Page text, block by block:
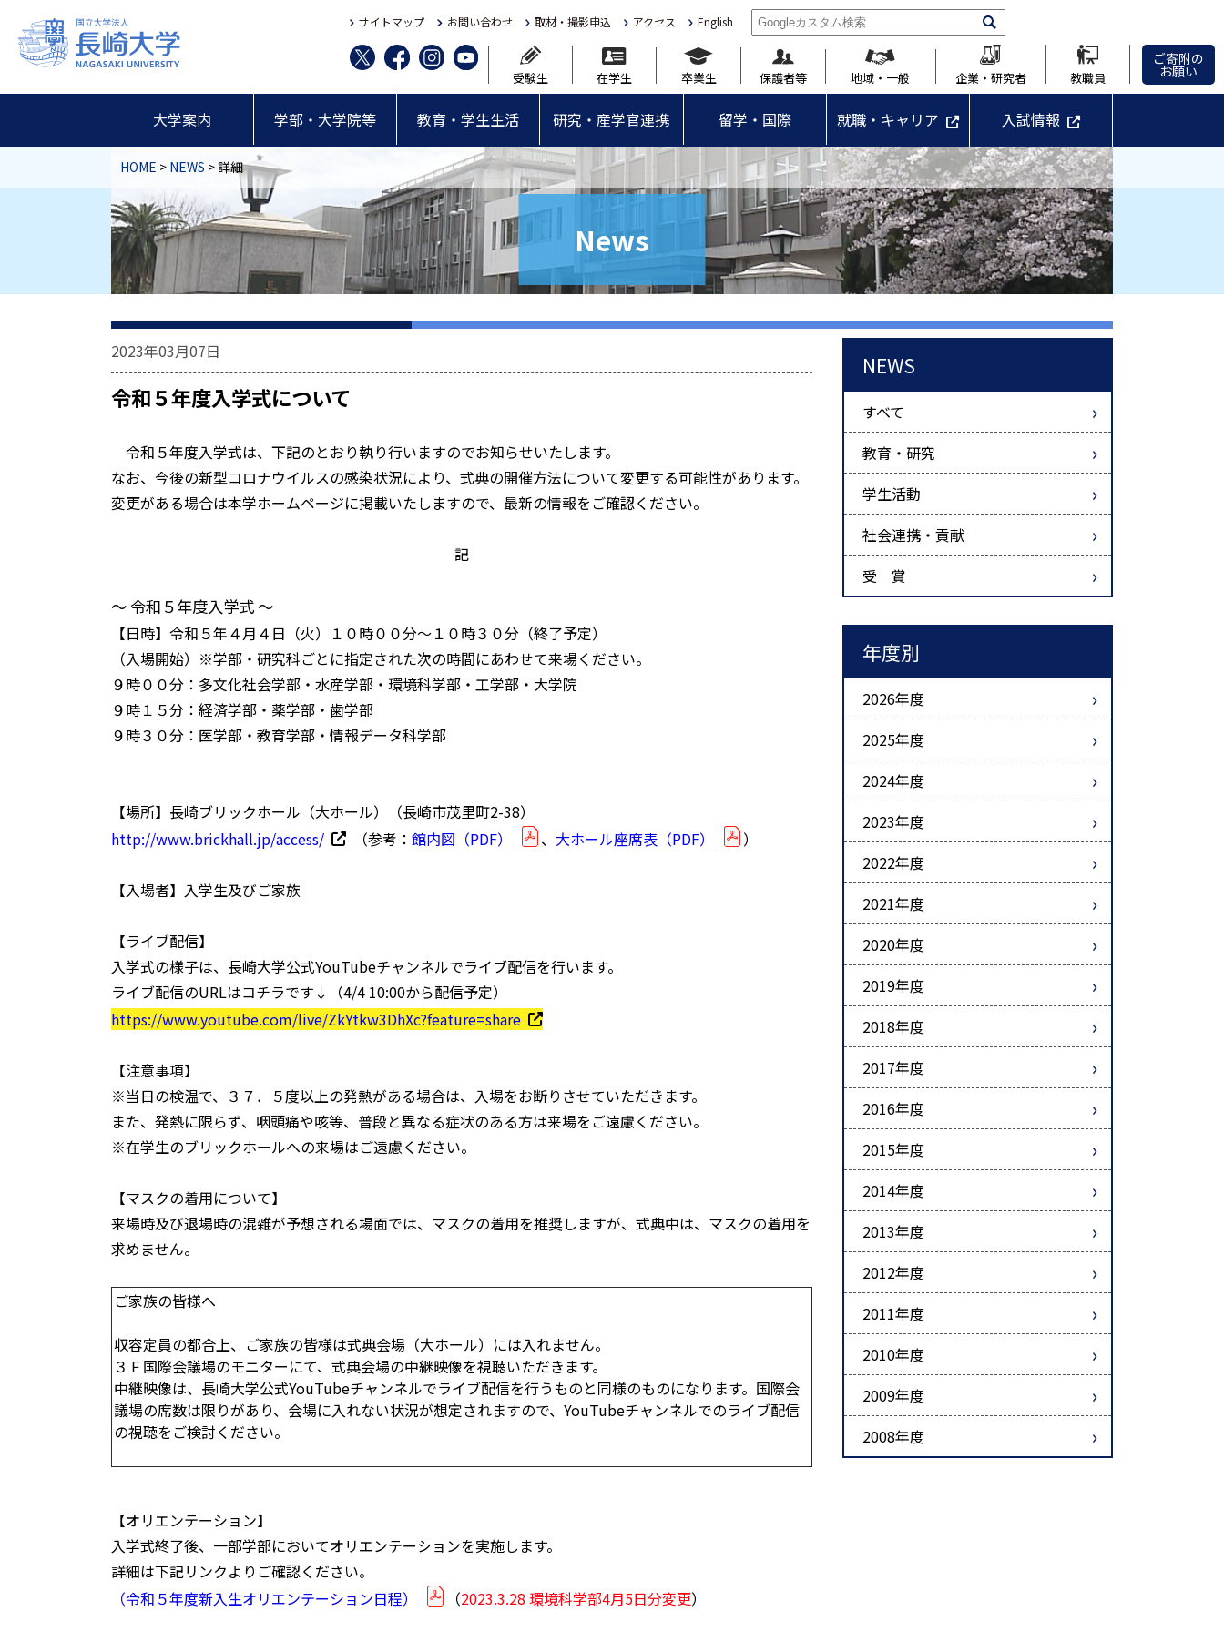
サイトマップ お問い合わせ 取材・撮影申込 アクセス English
受験生 在学生 卒業生 保護者等 地域・一般 企業・研究者 教職員
ご寄附の
お願い
大学案内 学部・大学院等 教育・学生生活 研究・産学官連携 留学・国際 就職・キャリア 入試情報
HOME > NEWS > 詳細
News
2023年03月07日
令和５年度入学式について
令和５年度入学式は、下記のとおり執り行いますのでお知らせいたします。
なお、今後の新型コロナウイルスの感染状況により、式典の開催方法について変更する可能性があります。
変更がある場合は本学ホームページに掲載いたしますので、最新の情報をご確認ください。
記
～ 令和５年度入学式 ～
【日時】令和５年４月４日（火）１０時００分～１０時３０分（終了予定）
（入場開始）※学部・研究科ごとに指定された次の時間にあわせて来場ください。
９時００分：多文化社会学部・水産学部・環境科学部・工学部・大学院
９時１５分：経済学部・薬学部・歯学部
９時３０分：医学部・教育学部・情報データ科学部
【場所】長崎ブリックホール（大ホール）（長崎市茂里町2-38）
http://www.brickhall.jp/access/
（参考： 館内図（PDF） 、 大ホール座席表（PDF） ）
【入場者】入学生及びご家族
【ライブ配信】
入学式の様子は、長崎大学公式YouTubeチャンネルでライブ配信を行います。
ライブ配信のURLはコチラです↓（4/4 10:00から配信予定）
https://www.youtube.com/live/ZkYtkw3DhXc?feature=share
【注意事項】
※当日の検温で、３７．５度以上の発熱がある場合は、入場をお断りさせていただきます。
また、発熱に限らず、咽頭痛や咳等、普段と異なる症状のある方は来場をご遠慮ください。
※在学生のブリックホールへの来場はご遠慮ください。
【マスクの着用について】
来場時及び退場時の混雑が予想される場面では、マスクの着用を推奨しますが、式典中は、マスクの着用を
求めません。
ご家族の皆様へ
収容定員の都合上、ご家族の皆様は式典会場（大ホール）には入れません。
３Ｆ国際会議場のモニターにて、式典会場の中継映像を視聴いただきます。
中継映像は、長崎大学公式YouTubeチャンネルでライブ配信を行うものと同様のものになります。国際会
議場の席数は限りがあり、会場に入れない状況が想定されますので、YouTubeチャンネルでのライブ配信
の視聴をご検討ください。
【オリエンテーション】
入学式終了後、一部学部においてオリエンテーションを実施します。
詳細は下記リンクよりご確認ください。
（令和５年度新入生オリエンテーション日程）
（2023.3.28 環境科学部4月5日分変更）
NEWS
すべて
教育・研究
学生活動
社会連携・貢献
受 賞
年度別
2026年度
2025年度
2024年度
2023年度
2022年度
2021年度
2020年度
2019年度
2018年度
2017年度
2016年度
2015年度
2014年度
2013年度
2012年度
2011年度
2010年度
2009年度
2008年度